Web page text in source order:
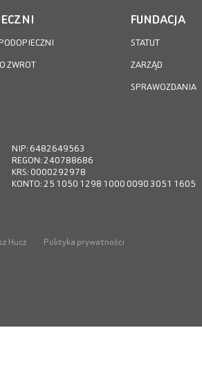
ZWROT
FUNDACJA
STATUT
ZARZĄD
SPRAWOZDANIA
NIP: 6482649563
REGON: 240788686
KRS: 0000292978
KONTO: 25 1050 1298 1000 0090 3051 1605
Hucz Polityka prywatności